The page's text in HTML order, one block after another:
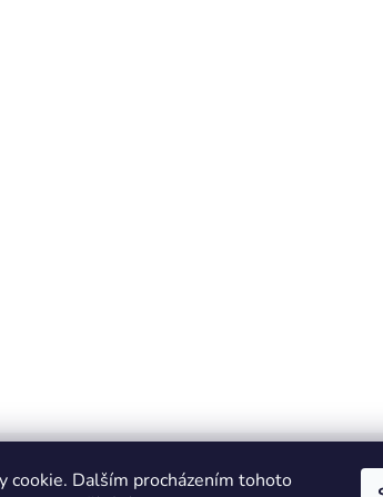
cookie. Dalším procházením tohoto